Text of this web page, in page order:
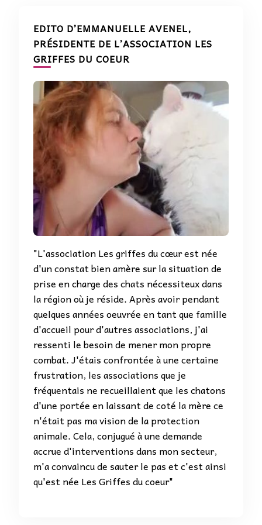
EDITO D’EMMANUELLE AVENEL,
PRÉSIDENTE DE L’ASSOCIATION LES
GRIFFES DU COEUR
"L'association Les griffes du cœur est née
d'un constat bien amère sur la situation de
prise en charge des chats nécessiteux dans
la région où je réside. Après avoir pendant
quelques années oeuvrée en tant que famille
d'accueil pour d'autres associations, j'ai
ressenti le besoin de mener mon propre
combat. J'étais confrontée à une certaine
frustration, les associations que je
fréquentais ne recueillaient que les chatons
d'une portée en laissant de coté la mère ce
n'était pas ma vision de la protection
animale. Cela, conjugué à une demande
accrue d'interventions dans mon secteur,
m'a convaincu de sauter le pas et c'est ainsi
qu'est née Les Griffes du coeur"